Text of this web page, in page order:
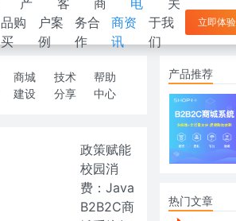
产
品购
买
客
户案
例
商
务合
作
电
商资
讯
关
于我
们
立即体验
商城
建设
技术
分享
帮助
中心
政策赋能
校园消
费：Java
B2B2C商
产品推荐
热门文章